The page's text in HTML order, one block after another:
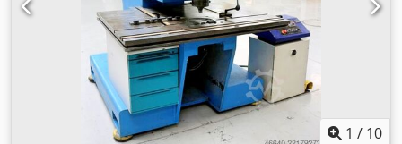
Angebote an. Angegebene Firmennamen und
Warenzeichen sind Eigentum Ihrer Inhaber und dienen
lediglich zur Identifikation und Beschreibung der Produkte.
Abweichungen von technischen Daten sowie Irrtümer in
der Beschreibung des Artikels können passieren und
bleiben vorbehalten.
1 / 10